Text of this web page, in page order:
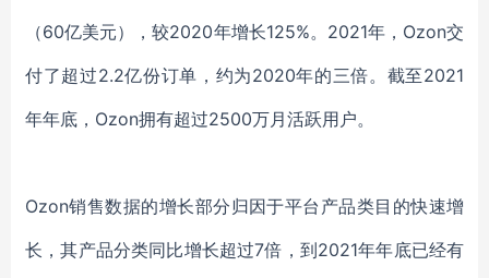
（60亿美元），较2020年增长125%。 2021年， Ozon交
付了超过2.2亿份订单，约为2020年的三倍。 截至2021
年年底， Ozon拥有超过2500万月活跃用户。
Ozon销售数据的增长部分归因于平台 产品类目 的快速增
长 ，其产品分类同比增长超过7倍， 到2021年年底已经有